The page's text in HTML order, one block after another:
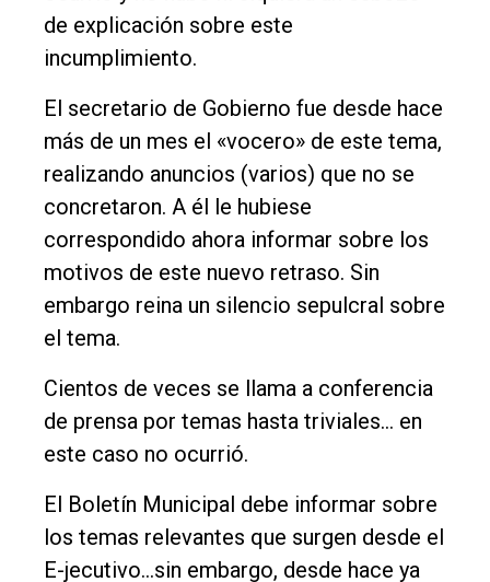
de explicación sobre este
incumplimiento.
El secretario de Gobierno fue desde hace
más de un mes el «vocero» de este tema,
realizando anuncios (varios) que no se
concretaron. A él le hubiese
correspondido ahora informar sobre los
motivos de este nuevo retraso. Sin
embargo reina un silencio sepulcral sobre
el tema.
Cientos de veces se llama a conferencia
de prensa por temas hasta triviales… en
este caso no ocurrió.
El Boletín Municipal debe informar sobre
los temas relevantes que surgen desde el
E-jecutivo…sin embargo, desde hace ya